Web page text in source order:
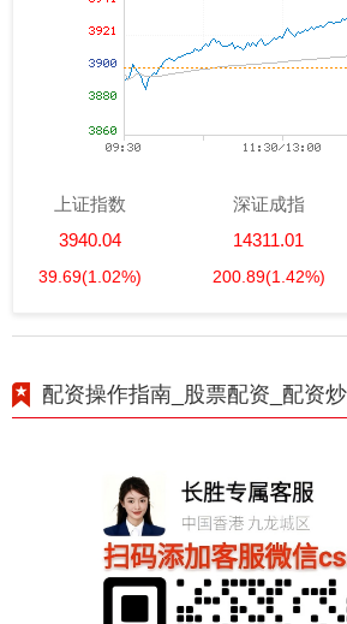
上证指数
3940.04
39.69(1.02%)
深证成指
14311.01
200.89(1.42%)
配资操作指南_股票配资_配资